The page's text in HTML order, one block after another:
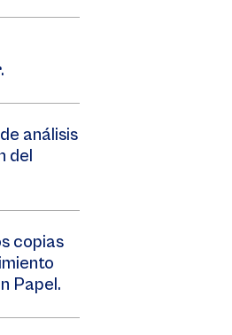
análisis
del
copias
Papel.